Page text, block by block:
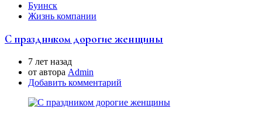
Буинск
Жизнь компании
С праздником дорогие женщины
7 лет назад
от автора Аdmin
Добавить комментарий